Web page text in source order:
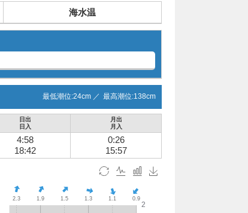
海水温
最低潮位:24cm ／ 最高潮位:138cm
日出
日入
月出
月入
4:58
18:42
0:26
15:57